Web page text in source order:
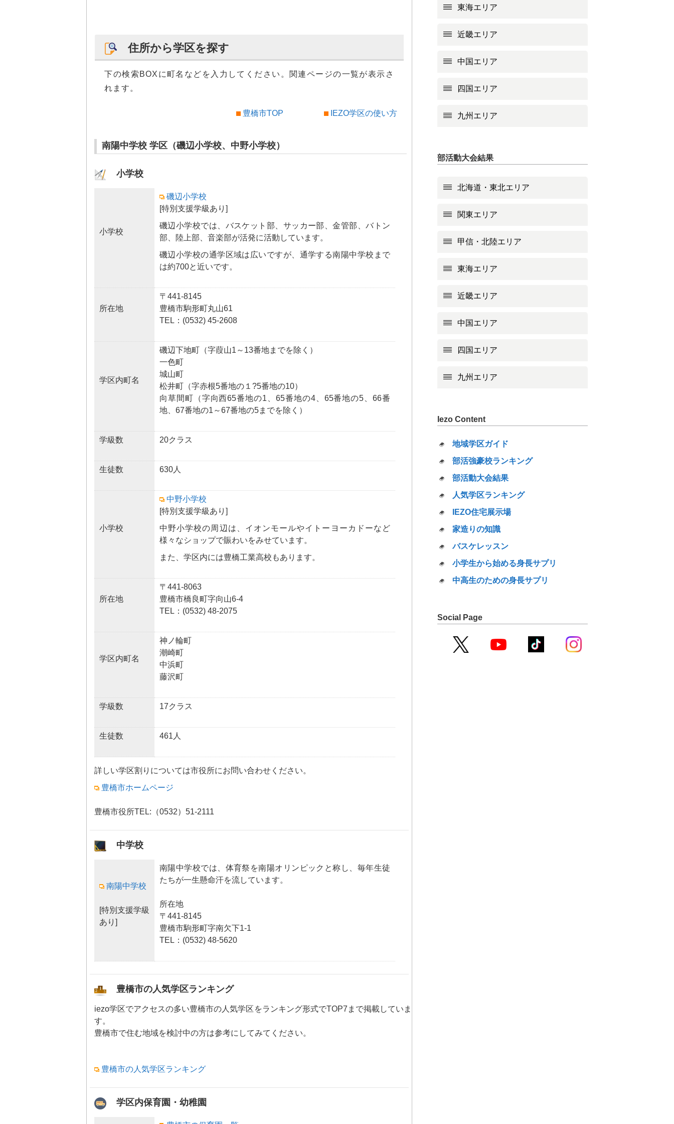
住所から学区を探す
下の検索BOXに町名などを入力してください。関連ページの一覧が表示さ
れます。
豊橋市TOP IEZO学区の使い方
南陽中学校 学区（磯辺小学校、中野小学校）
小学校
小学校
磯辺小学校
[特別支援学級あり]
磯辺小学校では、バスケット部、サッカー部、金管部、バトン
部、陸上部、音楽部が活発に活動しています。
磯辺小学校の通学区域は広いですが、通学する南陽中学校まで
は約700と近いです。
所在地
〒441-8145
豊橋市駒形町丸山61
TEL：(0532) 45-2608
学区内町名
磯辺下地町（字葭山1～13番地までを除く）
一色町
城山町
松井町（字赤根5番地の１?5番地の10）
向草間町（字向西65番地の1、65番地の4、65番地の5、66番
地、67番地の1～67番地の5までを除く）
学級数 20クラス
生徒数 630人
小学校
中野小学校
[特別支援学級あり]
中野小学校の周辺は、イオンモールやイトーヨーカドーなど
様々なショップで賑わいをみせています。
また、学区内には豊橋工業高校もあります。
所在地
〒441-8063
豊橋市橋良町字向山6-4
TEL：(0532) 48-2075
学区内町名
神ノ輪町
潮崎町
中浜町
藤沢町
学級数 17クラス
生徒数 461人
詳しい学区割りについては市役所にお問い合わせください。
豊橋市ホームページ
豊橋市役所TEL:（0532）51-2111
中学校
南陽中学校
[特別支援学級
あり]
南陽中学校では、体育祭を南陽オリンピックと称し、毎年生徒
たちが一生懸命汗を流しています。
所在地
〒441-8145
豊橋市駒形町字南欠下1-1
TEL：(0532) 48-5620
豊橋市の人気学区ランキング
iezo学区でアクセスの多い豊橋市の人気学区をランキング形式でTOP7まで掲載していま
す。
豊橋市で住む地域を検討中の方は参考にしてみてください。
豊橋市の人気学区ランキング
学区内保育園・幼稚園
東海エリア
近畿エリア
中国エリア
四国エリア
九州エリア
部活動大会結果
北海道・東北エリア
関東エリア
甲信・北陸エリア
東海エリア
近畿エリア
中国エリア
四国エリア
九州エリア
Iezo Content
地域学区ガイド
部活強豪校ランキング
部活動大会結果
人気学区ランキング
IEZO住宅展示場
家造りの知識
バスケレッスン
小学生から始める身長サプリ
中高生のための身長サプリ
Social Page